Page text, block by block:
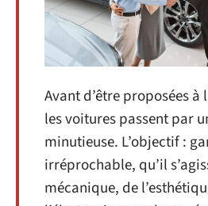
Avant d’être proposées à
les voitures passent par
minutieuse. L’objectif :
irréprochable, qu’il
mécanique, de